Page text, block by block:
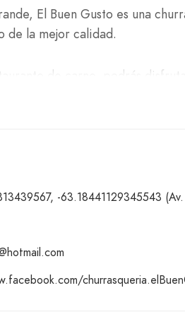
El Buen Gusto es una
de la mejor calidad.
de carne, podrás
satisfacer todos los gustos.
la Zona Centro-Sur. Ya sea
saborear nuestras deliciosas
-63.18441129345543